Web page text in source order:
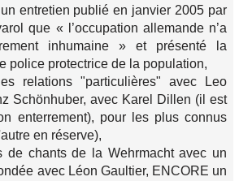
entretien publié en janvier 2005 par
que « l’occupation allemande n’a
inhumaine » et présenté la
police protectrice de la population,
relations "particulières" avec Leo
Schönhuber, avec Karel Dillen (il est
enterrement), pour les plus connus
en réserve),
de chants de la Wehrmacht avec un
avec Léon Gaultier, ENCORE un